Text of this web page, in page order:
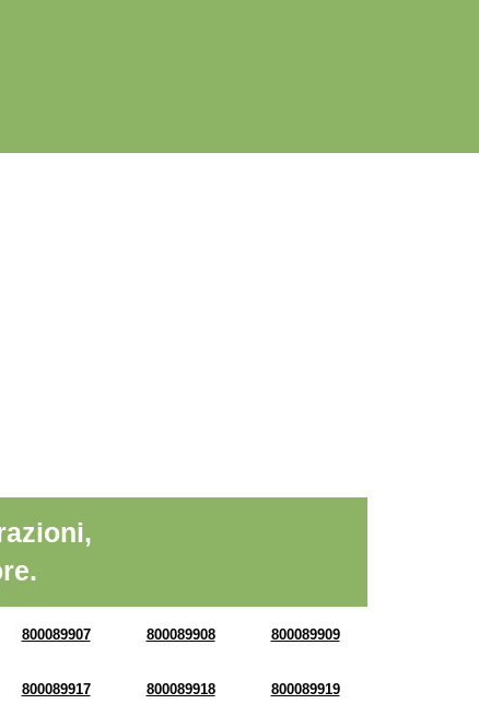
800089907 800089908 800089909
800089917 800089918 800089919